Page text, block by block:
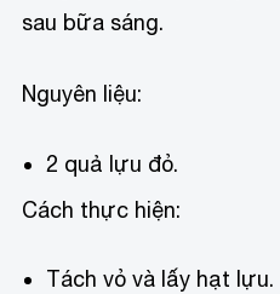
sau bữa sáng.
Nguyên liệu:
2 quả lựu đỏ.
Cách thực hiện:
Tách vỏ và lấy hạt lựu.